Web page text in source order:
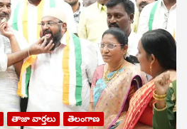
తాజా వార్తలు తెలంగాణ